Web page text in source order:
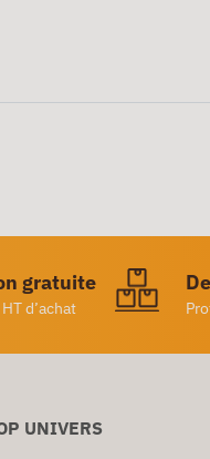
gratuite
d’achat
UNIVERS